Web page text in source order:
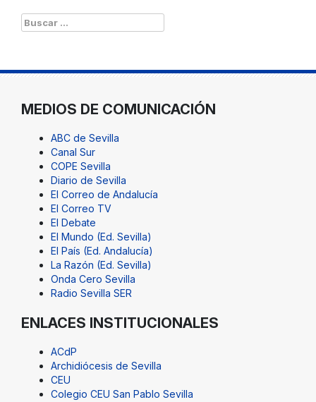
Buscar:
MEDIOS DE COMUNICACIÓN
ABC de Sevilla
Canal Sur
COPE Sevilla
Diario de Sevilla
El Correo de Andalucía
El Correo TV
El Debate
El Mundo (Ed. Sevilla)
El País (Ed. Andalucía)
La Razón (Ed. Sevilla)
Onda Cero Sevilla
Radio Sevilla SER
ENLACES INSTITUCIONALES
ACdP
Archidiócesis de Sevilla
CEU
Colegio CEU San Pablo Sevilla